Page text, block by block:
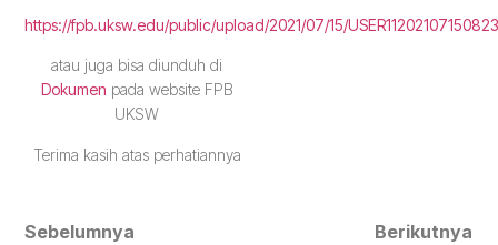
https://fpb.uksw.edu/public/upload/2021/07/15/
atau juga bisa diunduh di
Dokumen pada website FPB
UKSW
Terima kasih atas perhatiannya
Sebelumnya Berikutnya